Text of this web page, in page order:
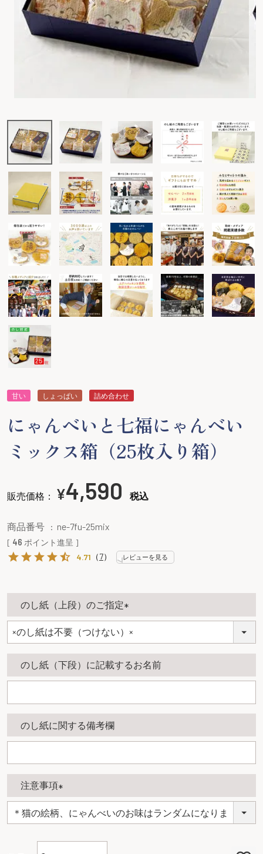
甘い しょっぱい 詰め合わせ
にゃんべいと七福にゃんべい
ミックス箱（25枚入り箱）
販売価格： ¥4,590 税込
商品番号 ne-7fu-25mix
[ 46 ポイント進呈 ]
4.71 （7） レビューを見る
のし紙（上段）のご指定
(
須
)
のし紙（下段）に記載するお名前
のし紙に関する備考欄
注意事項
(
必